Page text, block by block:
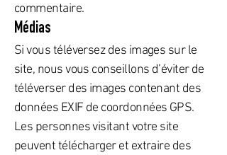
commentaire.
Médias
Si vous téléversez des images sur le
site, nous vous conseillons d’éviter de
téléverser des images contenant des
données EXIF de coordonnées GPS.
Les personnes visitant votre site
peuvent télécharger et extraire des